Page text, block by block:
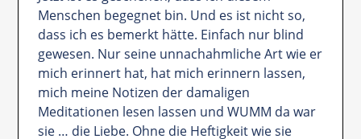
Menschen begegnet bin. Und es ist nicht so,
dass ich es bemerkt hätte. Einfach nur blind
gewesen. Nur seine unnachahmliche Art wie er
mich erinnert hat, hat mich erinnern lassen,
mich meine Notizen der damaligen
Meditationen lesen lassen und WUMM da war
sie … die Liebe. Ohne die Heftigkeit wie sie